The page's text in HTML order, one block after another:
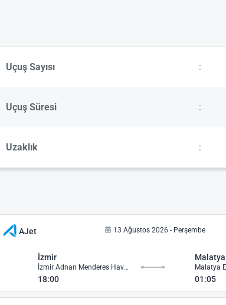
Uçuş Sayısı :
Uçuş Süresi :
Uzaklık :
AJet 13 Ağustos 2026 - Perşembe
İzmir
İzmir Adnan Menderes Havalimanı
18:00
Malatya
Malatya
01:05